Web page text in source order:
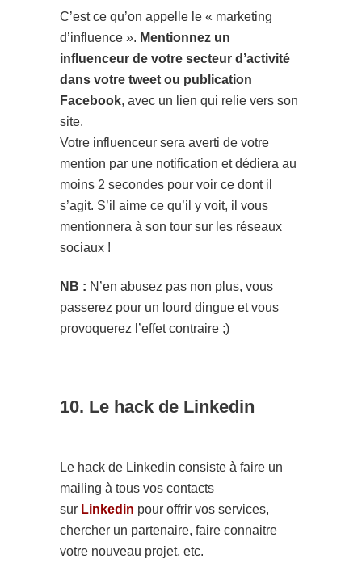
C’est ce qu’on appelle le « marketing
d’influence ». Mentionnez un
influenceur de votre secteur d’activité
dans votre tweet ou publication
Facebook, avec un lien qui relie vers son
site.
Votre influenceur sera averti de votre
mention par une notification et dédiera au
moins 2 secondes pour voir ce dont il
s’agit. S’il aime ce qu’il y voit, il vous
mentionnera à son tour sur les réseaux
sociaux !
NB : N’en abusez pas non plus, vous
passerez pour un lourd dingue et vous
provoquerez l’effet contraire ;)
10. Le hack de Linkedin
Le hack de Linkedin consiste à faire un
mailing à tous vos contacts
sur Linkedin pour offrir vos services,
chercher un partenaire, faire connaitre
votre nouveau projet, etc.